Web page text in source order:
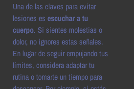
Una de las claves para evitar
lesiones es escuchar a tu
cuerpo. Si sientes molestias o
dolor, no ignores estas señales.
En lugar de seguir empujando tus
límites, considera adaptar tu
rutina o tomarte un tiempo para